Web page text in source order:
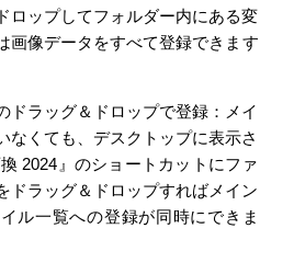
ロップしてフォルダー内にある変
画像データをすべて登録できます
ドラッグ＆ドロップで登録：メイ
なくても、デスクトップに表示さ
2024』のショートカットにファ
ドラッグ＆ドロップすればメイン
ル一覧への登録が同時にできま